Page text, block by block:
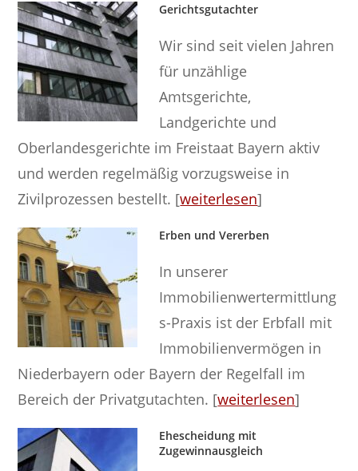
Gerichtsgutachter
Wir sind seit vielen Jahren
für unzählige
Amtsgerichte,
Landgerichte und
Oberlandesgerichte im Freistaat Bayern aktiv
und werden regelmäßig vorzugsweise in
Zivilprozessen bestellt. [weiterlesen]
Erben und Vererben
In unserer
Immobilienwertermittlung
s-Praxis ist der Erbfall mit
Immobilienvermögen in
Niederbayern oder Bayern der Regelfall im
Bereich der Privatgutachten. [weiterlesen]
Ehescheidung mit
Zugewinnausgleich